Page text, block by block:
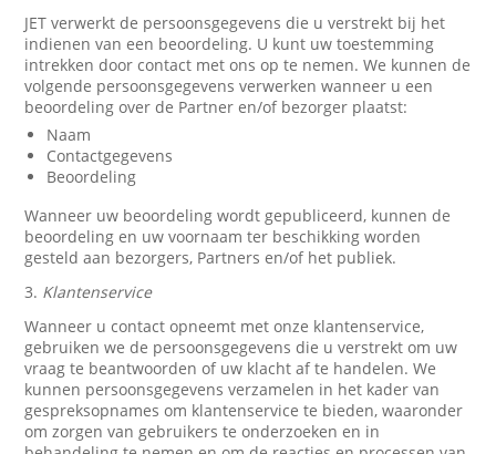
JET verwerkt de persoonsgegevens die u verstrekt bij het
indienen van een beoordeling. U kunt uw toestemming
intrekken door contact met ons op te nemen. We kunnen de
volgende persoonsgegevens verwerken wanneer u een
beoordeling over de Partner en/of bezorger plaatst:
Naam
Contactgegevens
Beoordeling
Wanneer uw beoordeling wordt gepubliceerd, kunnen de
beoordeling en uw voornaam ter beschikking worden
gesteld aan bezorgers, Partners en/of het publiek.
3. Klantenservice
Wanneer u contact opneemt met onze klantenservice,
gebruiken we de persoonsgegevens die u verstrekt om uw
vraag te beantwoorden of uw klacht af te handelen. We
kunnen persoonsgegevens verzamelen in het kader van
gespreksopnames om klantenservice te bieden, waaronder
om zorgen van gebruikers te onderzoeken en in